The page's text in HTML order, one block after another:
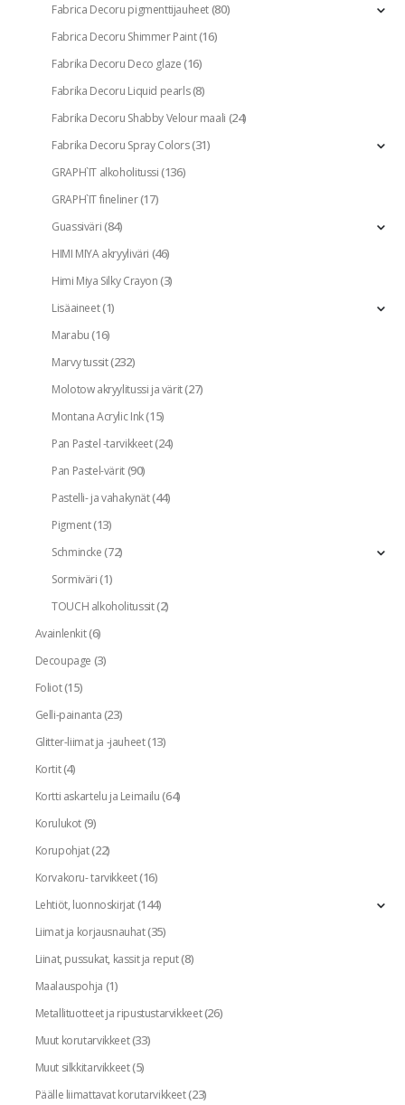
Fabrica Decoru pigmenttijauheet(80)
Fabrica Decoru Shimmer Paint(16)
Fabrika Decoru Deco glaze(16)
Fabrika Decoru Liquid pearls(8)
Fabrika Decoru Shabby Velour maali (24)
Fabrika Decoru Spray Colors(31)
GRAPH`IT alkoholitussi(136)
GRAPH`IT fineliner(17)
Guassiväri(84)
HIMI MIYA akryyliväri (46)
Himi Miya Silky Crayon(3)
Lisäaineet(1)
Marabu (16)
Marvy tussit(232)
Molotow akryylitussi ja värit(27)
Montana Acrylic Ink(15)
Pan Pastel -tarvikkeet(24)
Pan Pastel-värit(90)
Pastelli- ja vahakynät(44)
Pigment(13)
Schmincke(72)
Sormiväri(1)
TOUCH alkoholitussit(2)
Avainlenkit(6)
Decoupage (3)
Foliot(15)
Gelli-painanta(23)
Glitter-liimat ja -jauheet(13)
Kortit(4)
Kortti askartelu ja Leimailu(64)
Korulukot(9)
Korupohjat(22)
Korvakoru- tarvikkeet(16)
Lehtiöt, luonnoskirjat(144)
Liimat ja korjausnauhat(35)
Liinat, pussukat, kassit ja reput(8)
Maalauspohja (1)
Metallituotteet ja ripustustarvikkeet(26)
Muut korutarvikkeet(33)
Muut silkkitarvikkeet(5)
Päälle liimattavat korutarvikkeet(23)